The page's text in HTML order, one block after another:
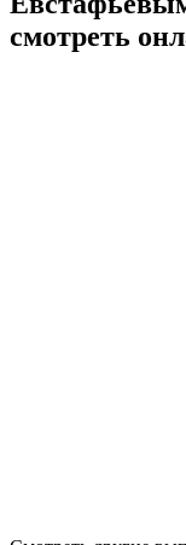
смотреть